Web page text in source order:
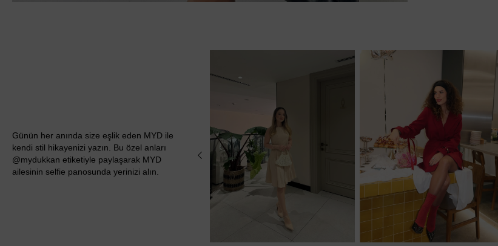
Günün her anında size eşlik eden MYD ile
kendi stil hikayenizi yazın. Bu özel anları
@mydukkan etiketiyle paylaşarak MYD
ailesinin selfie panosunda yerinizi alın.